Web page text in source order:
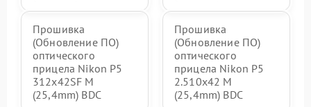
Прошивка
(Обновление ПО)
оптического
прицела Nikon P5
312x42SF M
(25,4mm) BDC
Прошивка
(Обновление ПО)
оптического
прицела Nikon P5
2.510x42 M
(25,4mm) BDC